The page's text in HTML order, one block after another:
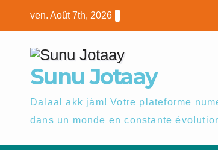
ven. Août 7th, 2026
Sunu Jotaay
Dalaal akk jàm! Votre plateforme
dans un monde en constante